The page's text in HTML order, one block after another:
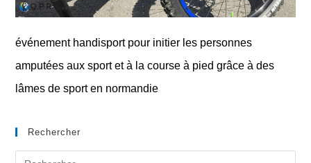
événement handisport pour initier les personnes
amputées aux sport et à la course à pied grâce à des
lâmes de sport en normandie
Rechercher